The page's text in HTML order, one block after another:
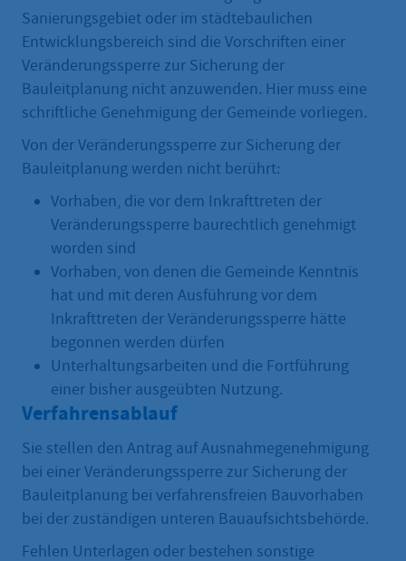
Sanierungsgebiet oder im städtebaulichen
Entwicklungsbereich sind die Vorschriften einer
Veränderungssperre zur Sicherung der
Bauleitplanung nicht anzuwenden. Hier muss eine
schriftliche Genehmigung der Gemeinde vorliegen.
Von der Veränderungssperre zur Sicherung der
Bauleitplanung werden nicht berührt:
Vorhaben, die vor dem Inkrafttreten der
Veränderungssperre baurechtlich genehmigt
worden sind
Vorhaben, von denen die Gemeinde Kenntnis
hat und mit deren Ausführung vor dem
Inkrafttreten der Veränderungssperre hätte
begonnen werden dürfen
Unterhaltungsarbeiten und die Fortführung
einer bisher ausgeübten Nutzung.
Verfahrensablauf
Sie stellen den Antrag auf Ausnahmegenehmigung
bei einer Veränderungssperre zur Sicherung der
Bauleitplanung bei verfahrensfreien Bauvorhaben
bei der zuständigen unteren Bauaufsichtsbehörde.
Fehlen Unterlagen oder bestehen sonstige